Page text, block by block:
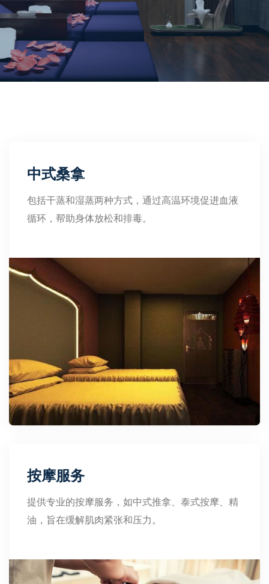
中式桑拿
包括干蒸和湿蒸两种方式，通过高温环境促进血液
循环，帮助身体放松和排毒。
按摩服务
提供专业的按摩服务，如中式推拿、泰式按摩、精
油，旨在缓解肌肉紧张和压力。